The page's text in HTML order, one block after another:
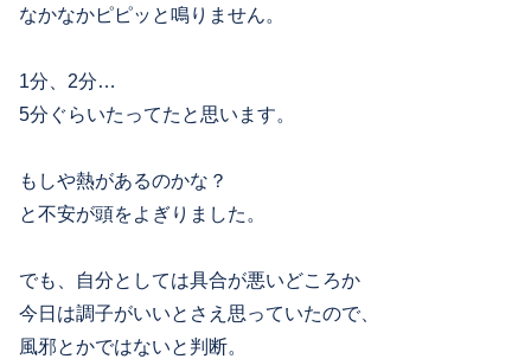
なかなかピピッと鳴りません。
1分、2分…
5分ぐらいたってたと思います。
もしや熱があるのかな？
と不安が頭をよぎりました。
でも、自分としては具合が悪いどころか
今日は調子がいいとさえ思っていたので、
風邪とかではないと判断。